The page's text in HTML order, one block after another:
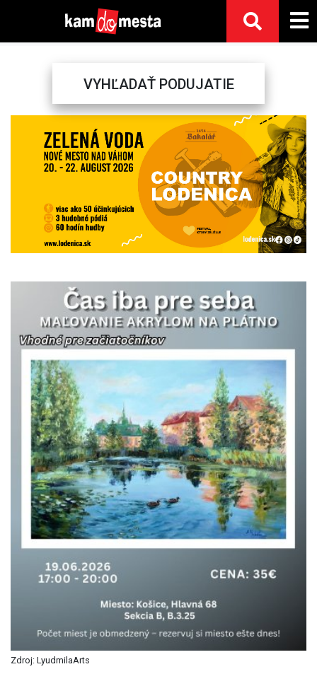
VYHĽADAŤ PODUJATIE
Next
Zdroj: LyudmilaArts